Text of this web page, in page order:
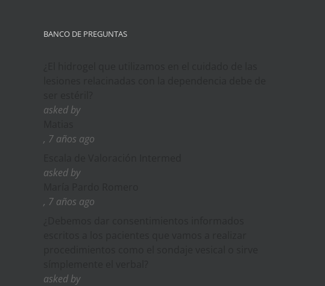
BANCO DE PREGUNTAS
asked by
, 7 años ago
asked by
, 7 años ago
asked by